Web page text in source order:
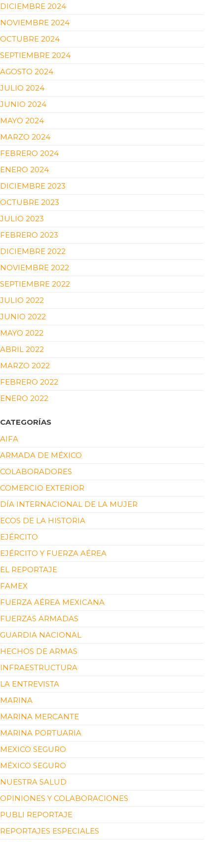
DICIEMBRE 2024
NOVIEMBRE 2024
OCTUBRE 2024
SEPTIEMBRE 2024
AGOSTO 2024
JULIO 2024
JUNIO 2024
MAYO 2024
MARZO 2024
FEBRERO 2024
ENERO 2024
DICIEMBRE 2023
OCTUBRE 2023
JULIO 2023
FEBRERO 2023
DICIEMBRE 2022
NOVIEMBRE 2022
SEPTIEMBRE 2022
JULIO 2022
JUNIO 2022
MAYO 2022
ABRIL 2022
MARZO 2022
FEBRERO 2022
ENERO 2022
CATEGORÍAS
AIFA
ARMADA DE MÉXICO
COLABORADORES
COMERCIO EXTERIOR
DÍA INTERNACIONAL DE LA MUJER
ECOS DE LA HISTORIA
EJÉRCITO
EJÉRCITO Y FUERZA AÉREA
EL REPORTAJE
FAMEX
FUERZA AÉREA MEXICANA
FUERZAS ARMADAS
GUARDIA NACIONAL
HECHOS DE ARMAS
INFRAESTRUCTURA
LA ENTREVISTA
MARINA
MARINA MERCANTE
MARINA PORTUARIA
MEXICO SEGURO
MÉXICO SEGURO
NUESTRA SALUD
OPINIONES Y COLABORACIONES
PUBLI REPORTAJE
REPORTAJES ESPECIALES